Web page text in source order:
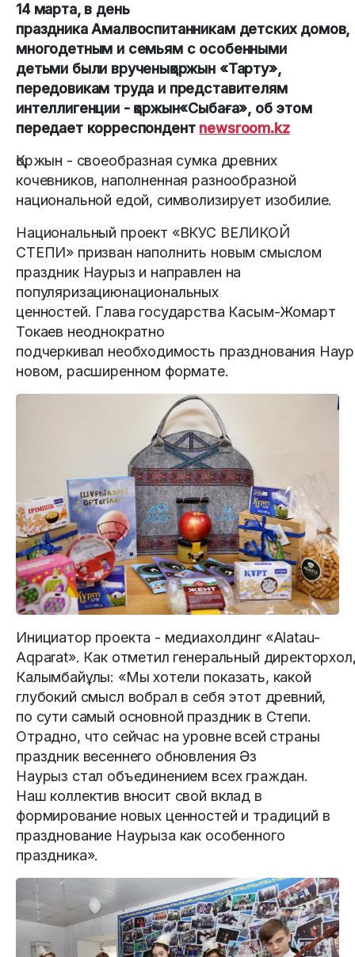
14 марта, в день
праздника Амалвоспитанникам детских домов,
многодетным и семьям с особенными
детьми были врученықоржын «Тарту»,
передовикам труда и представителям
интеллигенции - қоржын«Сыбаға», об этом
передает корреспондент newsroom.kz
Қоржын - своеобразная сумка древних
кочевников, наполненная разнообразной
национальной едой, символизирует изобилие.
Национальный проект «ВКУС ВЕЛИКОЙ
СТЕПИ» призван наполнить новым смыслом
праздник Наурыз и направлен на
популяризациюнациональных
ценностей. Глава государства Касым-Жомарт
Токаев неоднократно
подчеркивал необходимость празднования
новом, расширенном формате.
Инициатор проекта - медиахолдинг «Alatau-
Aqparat». Как отметил генеральный
Калымбайұлы: «Мы хотели показать, какой
глубокий смысл вобрал в себя этот древний,
по сути самый основной праздник в Степи.
Отрадно, что сейчас на уровне всей страны
праздник весеннего обновления Әз
Наурыз стал объединением всех граждан.
Наш коллектив вносит свой вклад в
формирование новых ценностей и традиций в
празднование Наурыза как особенного
праздника».